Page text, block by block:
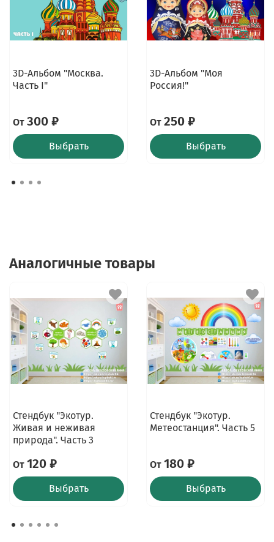
3D-Альбом "Москва.
Часть I"
От300 ₽
Выбрать
3D-Альбом "Моя
Россия!"
От250 ₽
Выбрать
Аналогичные товары
Стендбук "Экотур.
Живая и неживая
природа". Часть 3
От120 ₽
Выбрать
Стендбук "Экотур.
Метеостанция". Часть 5
От180 ₽
Выбрать